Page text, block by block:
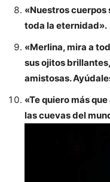
«Nuestros
toda la eternidad».
«Merlina, mira a
sus ojitos
amistosas.
«Te quiero más
las cuevas del